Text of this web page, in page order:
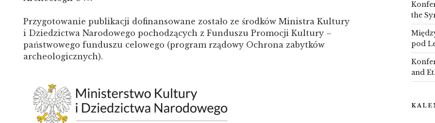
Przygotowanie publikacji dofinansowane zostało ze środków Ministra Kultury
i Dziedzictwa Narodowego pochodzących z Funduszu Promocji Kultury –
państwowego funduszu celowego (program rządowy Ochrona zabytków
archeologicznych).
the
pod
and